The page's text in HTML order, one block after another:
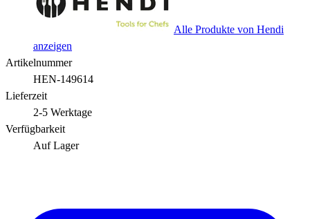
Alle Produkte von Hendi
anzeigen
Artikelnummer
HEN-149614
Lieferzeit
2-5 Werktage
Verfügbarkeit
Auf Lager